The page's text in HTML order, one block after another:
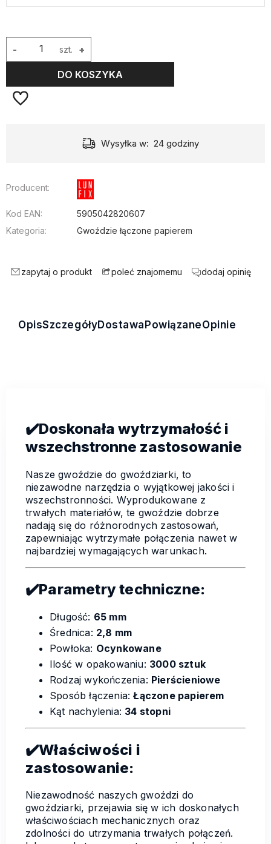
szt. +
-
DO KOSZYKA
Wysyłka w: 24 godziny
Producent:
Kod EAN:
5905042820607
Kategoria:
Gwoździe łączone papierem
zapytaj o produkt poleć znajomemu dodaj opinię
OpisSzczegółyDostawaPowiązaneOpinie
✔️Doskonała wytrzymałość i
wszechstronne zastosowanie
Nasze gwoździe do gwoździarki, to
niezawodne narzędzia o wyjątkowej jakości i
wszechstronności. Wyprodukowane z
trwałych materiałów, te gwoździe dobrze
nadają się do różnorodnych zastosowań,
zapewniając wytrzymałe połączenia nawet w
najbardziej wymagających warunkach.
✔️Parametry techniczne:
Długość: 65 mm
Średnica: 2,8 mm
Powłoka: Ocynkowane
Ilość w opakowaniu: 3000 sztuk
Rodzaj wykończenia: Pierścieniowe
Sposób łączenia:Łączone papierem
Kąt nachylenia: 34 stopni
✔️Właściwości i
zastosowanie:
Niezawodność naszych gwoździ do
gwoździarki, przejawia się w ich doskonałych
właściwościach mechanicznych oraz
zdolności do utrzymania trwałych połączeń.